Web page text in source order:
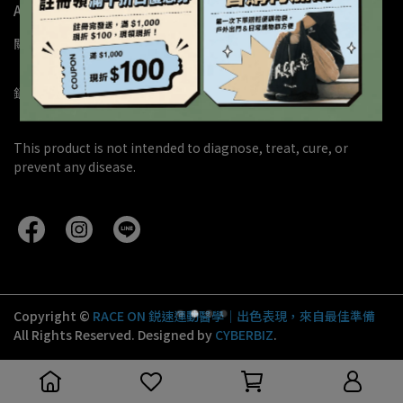
About iCARE
關於鋭速 購物須知 會員服務條款 隱私權政策
銷售據點 加入經銷 校園合作方案 團體申請試用
This product is not intended to diagnose, treat, cure, or
prevent any disease.
Copyright © RACE ON 鋭速運動醫學｜出色表現，來自最佳準備
All Rights Reserved. Designed by CYBERBIZ.